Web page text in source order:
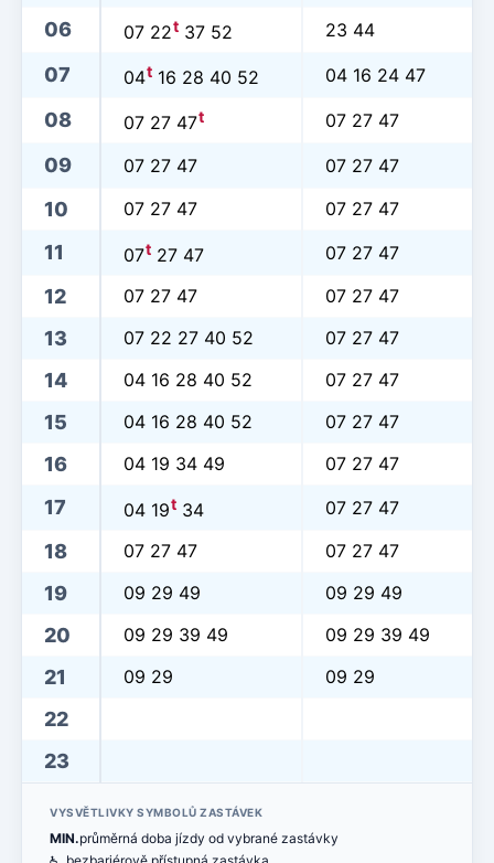
06 07 22t 37 52 23 44
07 04t 16 28 40 52 04 16 24 47
08 07 27 47t 07 27 47
09 07 27 47 07 27 47
10 07 27 47 07 27 47
11 07t 27 47 07 27 47
12 07 27 47 07 27 47
13 07 22 27 40 52 07 27 47
14 04 16 28 40 52 07 27 47
15 04 16 28 40 52 07 27 47
16 04 19 34 49 07 27 47
17 04 19t 34 07 27 47
18 07 27 47 07 27 47
19 09 29 49 09 29 49
20 09 29 39 49 09 29 39 49
21 09 29 09 29
22
23
VYSVĚTLIVKY SYMBOLŮ ZASTÁVEK
MIN.průměrná doba jízdy od vybrané zastávky